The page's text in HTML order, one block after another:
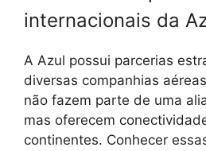
internacionais da
A Azul possui parcerias
diversas companhias
não fazem parte de uma
mas oferecem
continentes. Conhecer